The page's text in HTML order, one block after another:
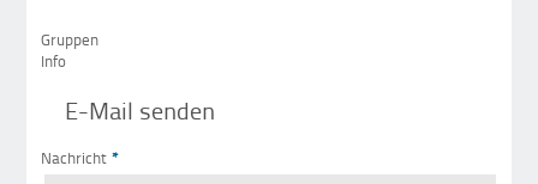
Gruppen
Info
E-Mail senden
Nachricht *